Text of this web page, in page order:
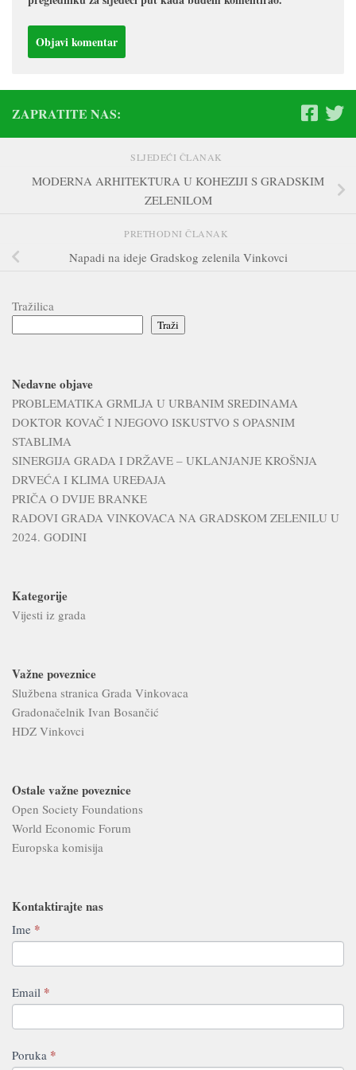
ZAPRATITE NAS:
SLJEDEĆI ČLANAK
MODERNA ARHITEKTURA U KOHEZIJI S GRADSKIM
ZELENILOM
PRETHODNI ČLANAK
Napadi na ideje Gradskog zelenila Vinkovci
Tražilica
Traži
Nedavne objave
PROBLEMATIKA GRMLJA U URBANIM SREDINAMA
DOKTOR KOVAČ I NJEGOVO ISKUSTVO S OPASNIM
STABLIMA
SINERGIJA GRADA I DRŽAVE – UKLANJANJE KROŠNJA
DRVEĆA I KLIMA UREĐAJA
PRIČA O DVIJE BRANKE
RADOVI GRADA VINKOVACA NA GRADSKOM ZELENILU U
2024. GODINI
Kategorije
Vijesti iz grada
Važne poveznice
Službena stranica Grada Vinkovaca
Gradonačelnik Ivan Bosančić
HDZ Vinkovci
Ostale važne poveznice
Open Society Foundations
World Economic Forum
Europska komisija
Kontaktirajte nas
Contact
Us
Ime *
Email *
Poruka *
If
you
are
human,
leave
this
blank.